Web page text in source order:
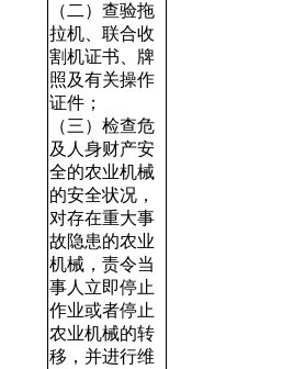
（二）查验拖
拉机、联合收
割机证书、牌
照及有关操作
证件；
（三）检查危
及人身财产安
全的农业机械
的安全状况，
对存在重大事
故隐患的农业
机械，责令当
事人立即停止
作业或者停止
农业机械的转
移，并进行维